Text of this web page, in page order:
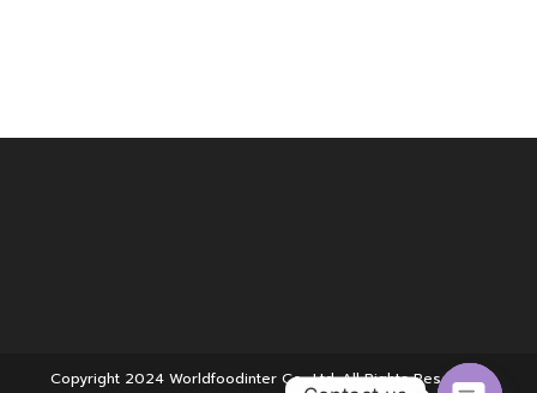
Copyright 2024 Worldfoodinter Co., Ltd. All Rights Reserved.